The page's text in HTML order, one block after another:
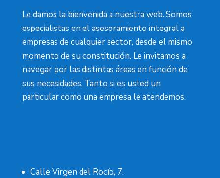
Le damos la bienvenida a nuestra web. Somos
especialistas en el asesoramiento integral a
empresas de cualquier sector, desde el mismo
momento de su constitución. Le invitamos a
navegar por las distintas áreas en función de
sus necesidades. Tanto si es usted un
particular como una empresa le atendemos.
Calle Virgen del Rocío, 7.